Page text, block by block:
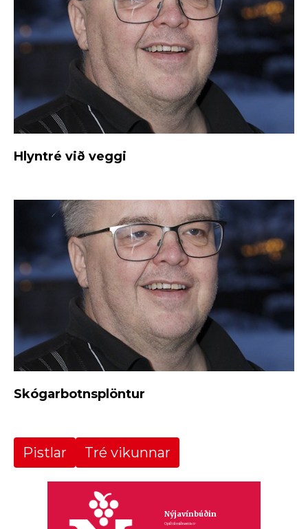
Hlyntré við veggi
Skógarbotnsplöntur
Pistlar Tré vikunnar